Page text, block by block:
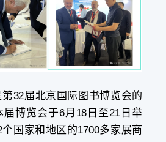
32届北京国际图书博览会的
博览会于6月18日至21日举
国家和地区的1700多家展商